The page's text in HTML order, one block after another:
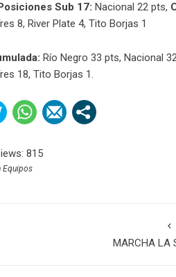
Sub 17: Nacional 22 pts,
8, River Plate 4, Tito Borjas 1
Río Negro 33 pts, Nacional
18, Tito Borjas 1.
815
Equipos
MARCHA LA